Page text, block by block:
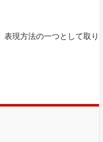
現方法の一つとして取り